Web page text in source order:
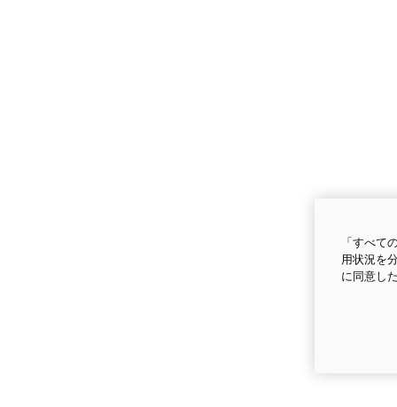
「すべて
用状況を
に同意し